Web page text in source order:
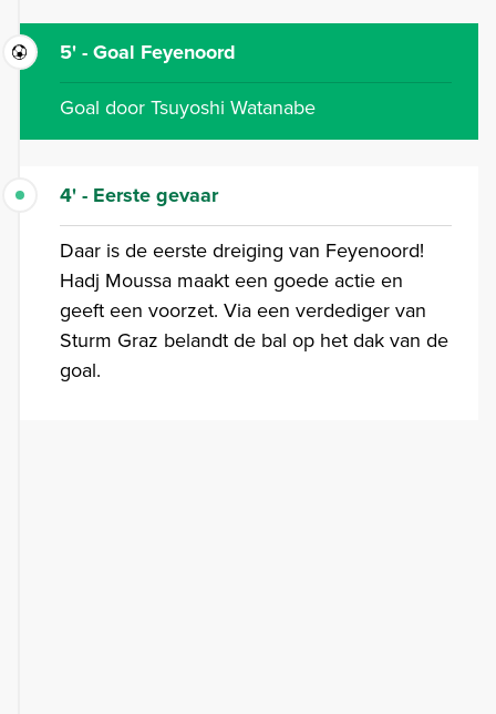
5' - Goal Feyenoord
Goal door Tsuyoshi Watanabe
4' - Eerste gevaar
Daar is de eerste dreiging van Feyenoord!
Hadj Moussa maakt een goede actie en
geeft een voorzet. Via een verdediger van
Sturm Graz belandt de bal op het dak van de
goal.